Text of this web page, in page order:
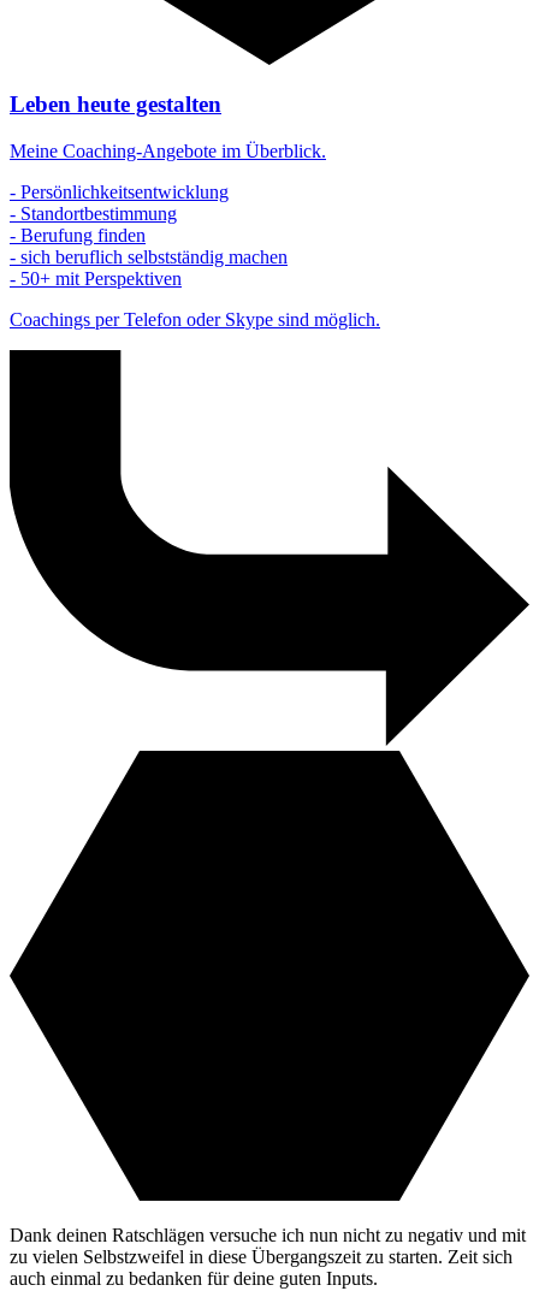
Leben heute gestalten
Meine Coaching-Angebote im Überblick.
- Persönlichkeitsentwicklung
- Standortbestimmung
- Berufung finden
- sich beruflich selbstständig machen
- 50+ mit Perspektiven
Coachings per Telefon oder Skype sind möglich.
Dank deinen Ratschlägen versuche ich nun nicht zu negativ und mit
zu vielen Selbstzweifel in diese Übergangszeit zu starten. Zeit sich
auch einmal zu bedanken für deine guten Inputs.